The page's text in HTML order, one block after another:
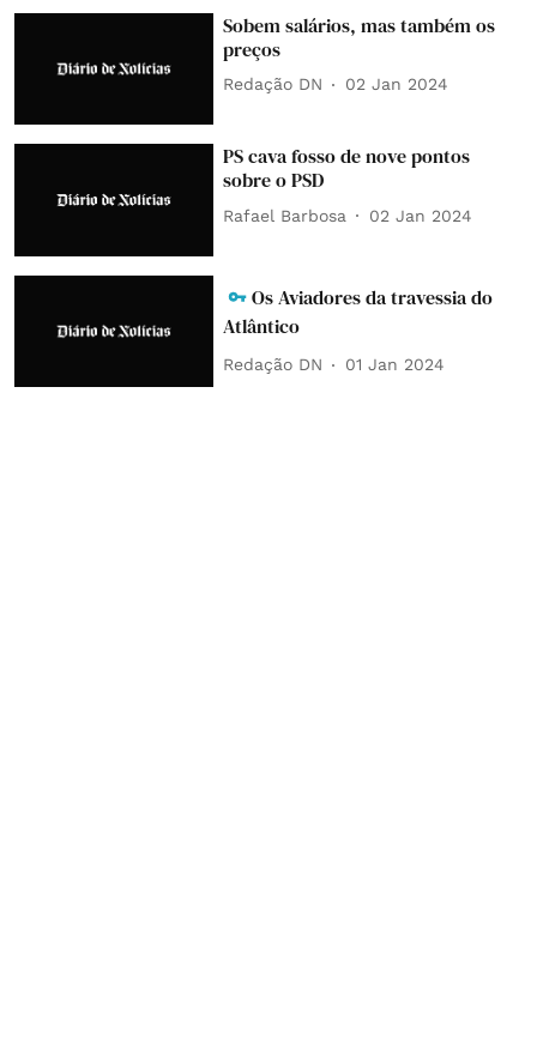
Sobem salários, mas também os
preços
Redação DN 02 Jan 2024
PS cava fosso de nove pontos
sobre o PSD
Rafael Barbosa 02 Jan 2024
Os Aviadores da travessia do
Atlântico
Redação DN 01 Jan 2024